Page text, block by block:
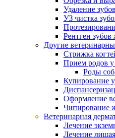
Удаление
УЗ чистка
Рентген
Другие
Стрижка
Прием родов
Роды
Купирование
Оформление
Чипирование
Ветеринарная
Лечение
Лечение